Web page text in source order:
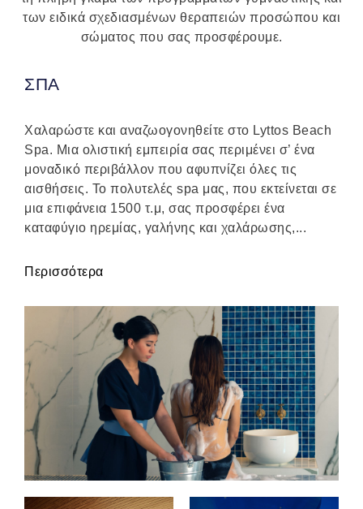
των ειδικά σχεδιασμένων θεραπειών προσώπου και
σώματος που σας προσφέρουμε.
ΣΠΑ
Χαλαρώστε και αναζωογονηθείτε στο Lyttos Beach
Spa. Μια ολιστική εμπειρία σας περιμένει σ’ ένα
μοναδικό περιβάλλον που αφυπνίζει όλες τις
αισθήσεις. Το πολυτελές spa μας, που εκτείνεται σε
μια επιφάνεια 1500 τ.μ, σας προσφέρει ένα
καταφύγιο ηρεμίας, γαλήνης και χαλάρωσης,...
Περισσότερα